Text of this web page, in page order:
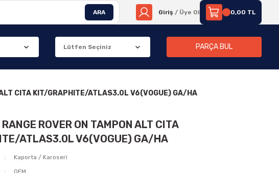
ARA Giriş / Üye Ol 0,00 TL
PARÇA BUL
CITA KIT/GRAPHITE/ATLAS3.0L V6(VOGUE) GA/HA
ROVER ON TAMPON ALT CITA
ATLAS3.0L V6(VOGUE) GA/HA
Kaporta / Karoseri
OEM